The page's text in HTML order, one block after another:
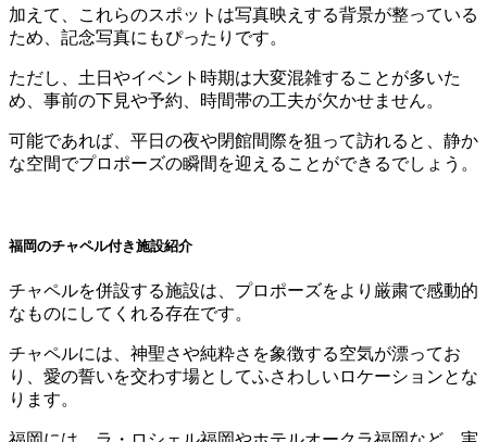
加えて、これらのスポットは写真映えする背景が整っている
ため、記念写真にもぴったりです。
ただし、土日やイベント時期は大変混雑することが多いた
め、事前の下見や予約、時間帯の工夫が欠かせません。
可能であれば、平日の夜や閉館間際を狙って訪れると、静か
な空間でプロポーズの瞬間を迎えることができるでしょう。
福岡のチャペル付き施設紹介
チャペルを併設する施設は、プロポーズをより厳粛で感動的
なものにしてくれる存在です。
チャペルには、神聖さや純粋さを象徴する空気が漂ってお
り、愛の誓いを交わす場としてふさわしいロケーションとな
ります。